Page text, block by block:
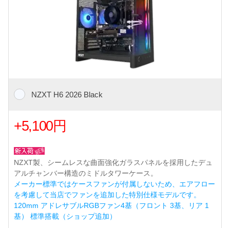
NZXT H6 2026 Black
+5,100円
NZXT製、シームレスな曲面強化ガラスパネルを採用したデュ
アルチャンバー構造のミドルタワーケース。
メーカー標準ではケースファンが付属しないため、エアフロー
を考慮して当店でファンを追加した特別仕様モデルです。
120mm アドレサブルRGBファン4基（フロント 3基、リア 1
基） 標準搭載（ショップ追加）